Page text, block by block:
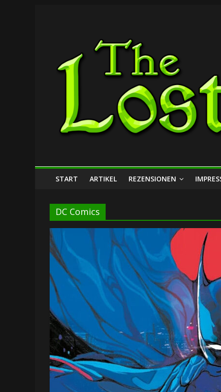
Lost
Dungeon
START ARTIKEL REZENSIONEN
DC Comics